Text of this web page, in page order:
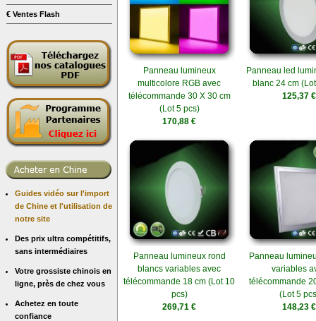
€ Ventes Flash
Guides vidéo sur l'import
de Chine et l'utilisation de
notre site
Des prix ultra compétitifs,
sans intermédiaires
Votre grossiste chinois en
ligne, près de chez vous
Achetez en toute
confiance
Panneau lumineux
multicolore RGB avec
télécommande 30 X 30 cm
(Lot 5 pcs)
170,88 €
Panneau led
blanc 24 cm
125,37 €
Panneau lumineux rond
blancs variables avec
télécommande 18 cm (Lot 10
pcs)
269,71 €
Panneau
variables
télécommande
(Lot 5
148,23 €